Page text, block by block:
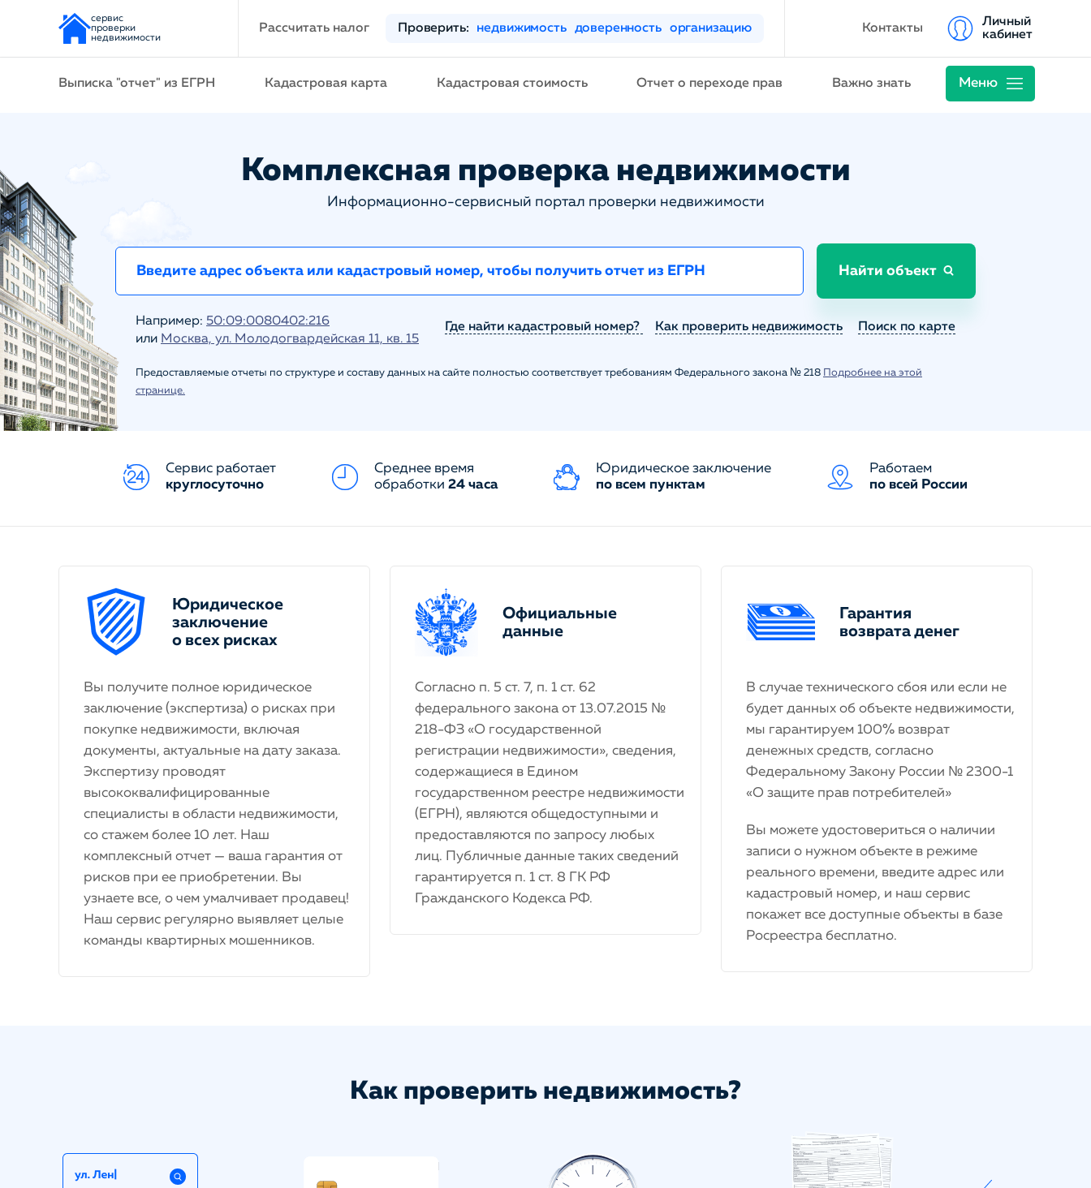
сервис
проверки
недвижимости
Рассчитать налог Проверить: недвижимость доверенность организацию Контакты
Личный
кабинет
Выписка "отчет" из ЕГРН Кадастровая карта Кадастровая стоимость Отчет о переходе прав Важно знать Меню
Комплексная проверка недвижимости
Информационно-сервисный портал проверки недвижимости
Найти объект
Например: 50:09:0080402:216
или Москва, ул. Молодогвардейская 11, кв. 15
Где найти кадастровый номер? Как проверить недвижимость Поиск по карте
Предоставляемые отчеты по структуре и составу данных на сайте полностью соответствует требованиям Федерального закона № 218 Подробнее на этой
странице.
Сервис работает
круглосуточно
Среднее время
обработки 24 часа
Юридическое заключение
по всем пунктам
Работаем
по всей России
Юридическое
заключение
о всех рисках
Вы получите полное юридическое
заключение (экспертиза) о рисках при
покупке недвижимости, включая
документы, актуальные на дату заказа.
Экспертизу проводят
высококвалифицированные
специалисты в области недвижимости,
со стажем более 10 лет. Наш
комплексный отчет — ваша гарантия от
рисков при ее приобретении. Вы
узнаете все, о чем умалчивает продавец!
Наш сервис регулярно выявляет целые
команды квартирных мошенников.
Официальные
данные
Согласно п. 5 ст. 7, п. 1 ст. 62
федерального закона от 13.07.2015 №
218-ФЗ «О государственной
регистрации недвижимости», сведения,
содержащиеся в Едином
государственном реестре недвижимости
(ЕГРН), являются общедоступными и
предоставляются по запросу любых
лиц. Публичные данные таких сведений
гарантируется п. 1 ст. 8 ГК РФ
Гражданского Кодекса РФ.
Гарантия
возврата денег
В случае технического сбоя или если не
будет данных об объекте недвижимости,
мы гарантируем 100% возврат
денежных средств, согласно
Федеральному Закону России № 2300-1
«О защите прав потребителей»
Вы можете удостовериться о наличии
записи о нужном объекте в режиме
реального времени, введите адрес или
кадастровый номер, и наш сервис
покажет все доступные объекты в базе
Росреестра бесплатно.
Как проверить недвижимость?